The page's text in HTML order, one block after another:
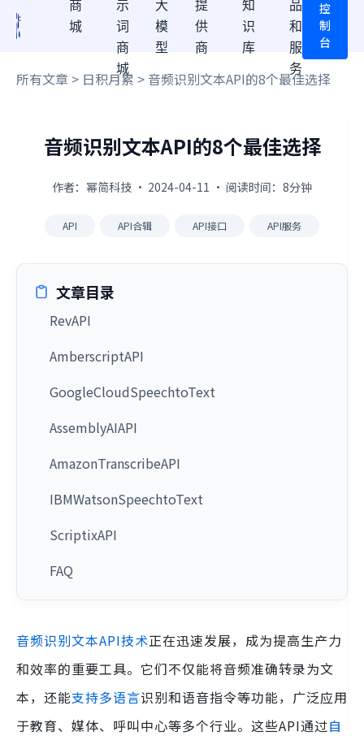
商
城
示
词
商
城
大
模
型
提
供
商
知
识
库
品
和
服
务
控
制
台
所有文章 > 日积月累 > 音频识别文本API的8个最佳选择
音频识别文本API的8个最佳选择
作者：幂简科技 · 2024-04-11 · 阅读时间：8分钟
API API合辑 API接口 API服务
文章目录
RevAPI
AmberscriptAPI
GoogleCloudSpeechtoText
AssemblyAIAPI
AmazonTranscribeAPI
IBMWatsonSpeechtoText
ScriptixAPI
FAQ
音频识别文本API技术正在迅速发展，成为提高生产力
和效率的重要工具。它们不仅能将音频准确转录为文
本，还能支持多语言识别和语音指令等功能，广泛应用
于教育、媒体、呼叫中心等多个行业。这些API通过自